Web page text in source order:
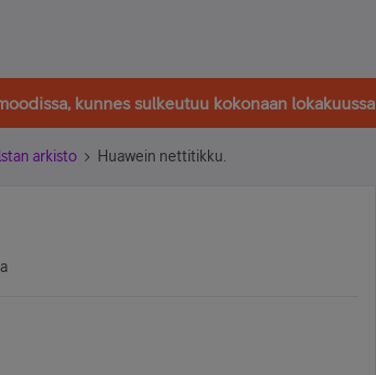
kunnes sulkeutuu kokonaan lokakuussa
arkisto Huawein nettitikku.